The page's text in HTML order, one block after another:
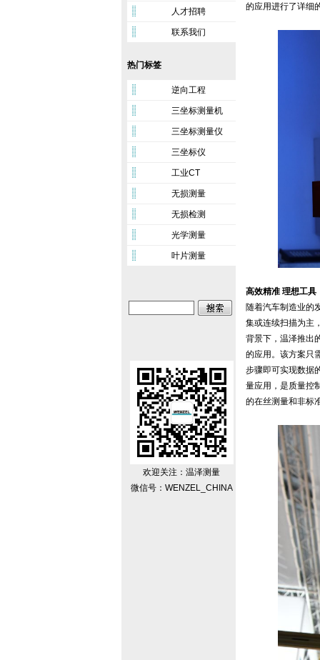
人才招聘
联系我们
热门标签
逆向工程
三坐标测量机
三坐标测量仪
三坐标仪
工业CT
无损测量
无损检测
光学测量
叶片测量
欢迎关注：温泽测量
微信号：WENZEL_CHINA
的应用进行了详细
高效精准 理想工具
随着汽车制造业的
集或连续扫描为主
背景下，温泽推出
的应用。该方案只
步骤即可实现数据
量应用，是质量控
的在丝测量和非标